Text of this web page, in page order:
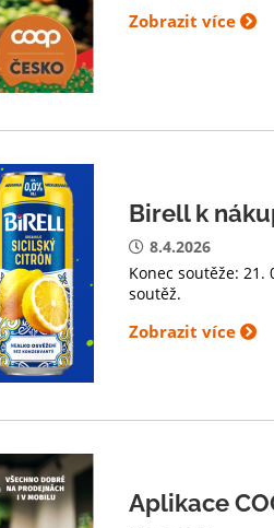
Zobrazit více
Birell k
8.4.2026
Konec soutěže: 21.
soutěž.
Zobrazit více
Aplikace